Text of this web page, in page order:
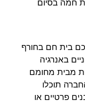
חמה בסיום
בית חם בחורף
באנרגיה
מבית מחומם
תוכלו
פרטיים או